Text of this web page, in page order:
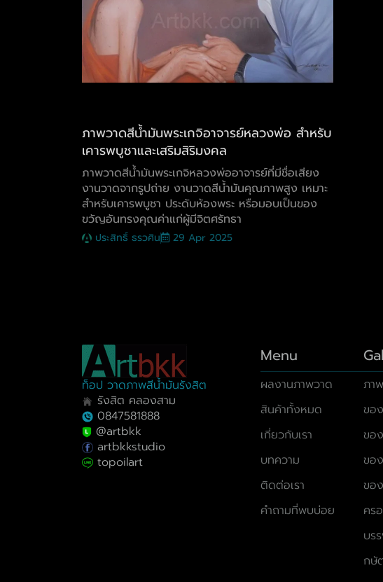
ภาพวาดสีน้ำมันพระเกจิอาจารย์หลวงพ่อ สำหรับ
เคารพบูชาและเสริมสิริมงคล
ภาพวาดสีน้ำมันพระเกจิหลวงพ่ออาจารย์ที่มีชื่อเสียง
งานวาดจากรูปถ่าย งานวาดสีน้ำมันคุณภาพสูง เหมาะ
สำหรับเคารพบูชา ประดับห้องพระ หรือมอบเป็นของ
ขวัญอันทรงคุณค่าแก่ผู้มีจิตศรัทธา
ประสิทธิ์ ธรวศิน 29 Apr 2025
ท็อป วาดภาพสีน้ำมันรังสิต
รังสิต คลองสาม
0847581888
@artbkk
artbkkstudio
topoilart
Menu
ผลงานภาพวาด
สินค้าทั้งหมด
เกี่ยวกับเรา
บทความ
ติดต่อเรา
คำถามที่พบบ่อย
ภา
ขอ
ขอ
ขอ
ขอ
คร
บร
กษั